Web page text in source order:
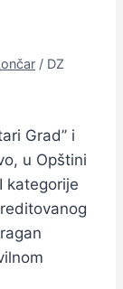
/ DZ
Grad’’ i
u Opštini
kategorije